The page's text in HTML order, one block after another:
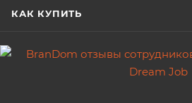
КАК КУПИТЬ